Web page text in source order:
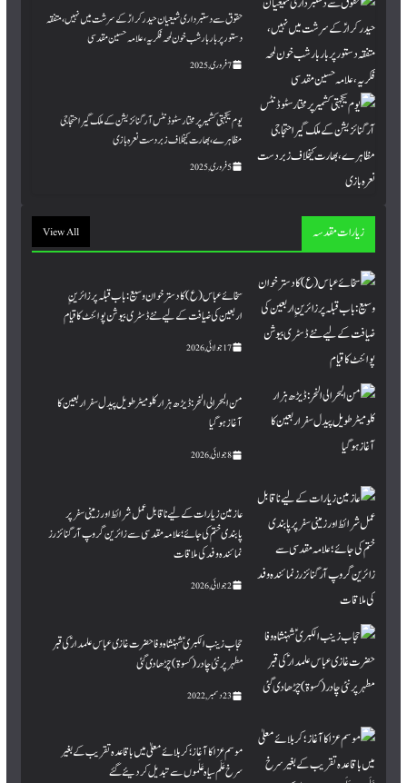
حقوق سے دستبرداری شیعیان حیدر کرارؑ کے سرشت میں نہیں، متفقہ
دستور پر بار بار شب خون لمحہ فکریہ ، علامہ حسین مقدسی
7 فروری, 2025
یوم یکجہتی کشمیرپر مختارسٹوڈنٹس آرگنائزیشن کے ملک گیر احتجاجی
مظاہرے،بھارت کیخلاف زبردست نعرہ بازی
5 فروری, 2025
زیارات مقدسہ View All
سخائے عباس (ع) کا دسترخوان وسیع: باب قبلہ پر زائرینِِ
اربعین کی ضیافت کے لیے نئے ڈسٹری بیوشن پوائنٹ کا قیام
17 جولائی, 2026
من البحر الی النحر : ڈیڑھ ہزار کلومیٹر طویل پیدل سفر اربعین کا
آغاز ہو گیا
8 جولائی, 2026
عازمین زیارات کے لیے ناقابل عمل شرائط اور زمینی سفر پر
پابندی ختم کی جائے؛ علامہ مقدسی سے زائرین گروپ آرگنائزرز
نمائندہ وفد کی ملاقات
2 جولائی, 2026
حجاب زینب الکبری ؑ شہنشاہ وفا حضرت غازی عباس علمدار ؑ کی قبر
مطہرپر نئی چادر (کسوۃ ) چڑھا دی گئی
23 دسمبر, 2022
موسم عزا کا آغاز؛ کربلائے معلیٰ میں باقاعدہ تقریب کے بغیر
سرخ عَلَم سیاہ عَلَموں سے تبدیل کردیئے گئے